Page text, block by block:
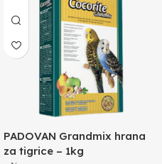
PADOVAN Grandmix hrana
za tigrice – 1kg